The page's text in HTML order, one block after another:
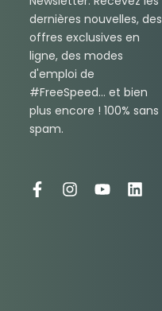
dernières nouvelles, des
offres exclusives en
ligne, des modes
d'emploi de
#FreeSpeed... et bien
plus encore ! 100% sans
spam.
F
I
Y
L